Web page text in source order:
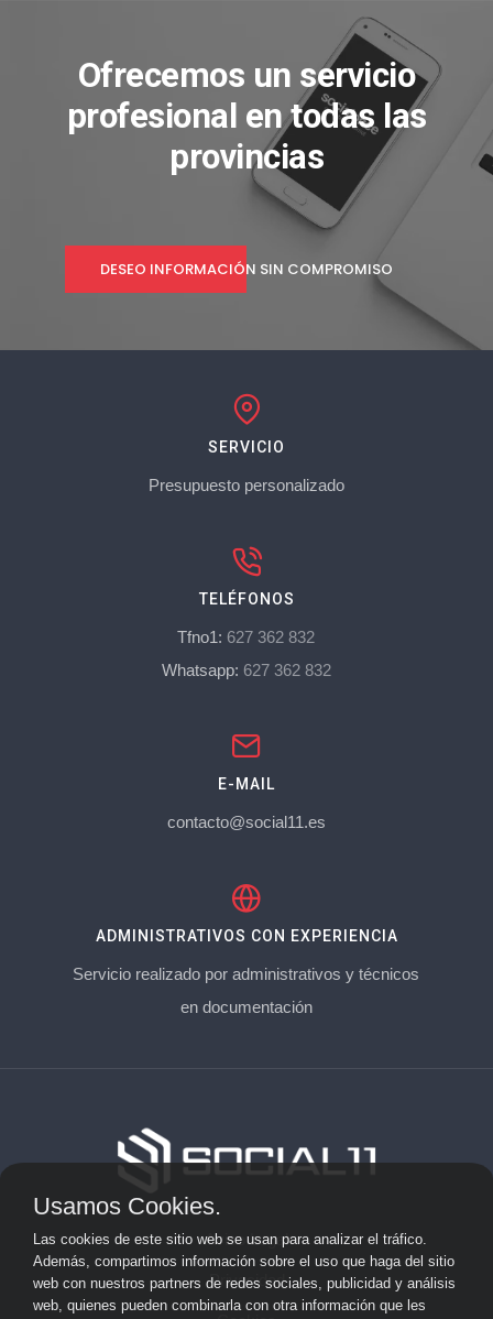
Ofrecemos un servicio
profesional en todas las
provincias
DESEO INFORMACIÓN SIN COMPROMISO
SERVICIO
Presupuesto personalizado
TELÉFONOS
Tfno1: 627 362 832
Whatsapp: 627 362 832
E-MAIL
contacto@social11.es
ADMINISTRATIVOS CON EXPERIENCIA
Servicio realizado por administrativos y técnicos
en documentación
Aviso Legal
Privacidad
Usamos Cookies.
Las cookies de este sitio web se usan para analizar el tráfico.
Además, compartimos información sobre el uso que haga del sitio
web con nuestros partners de redes sociales, publicidad y análisis
web, quienes pueden combinarla con otra información que les